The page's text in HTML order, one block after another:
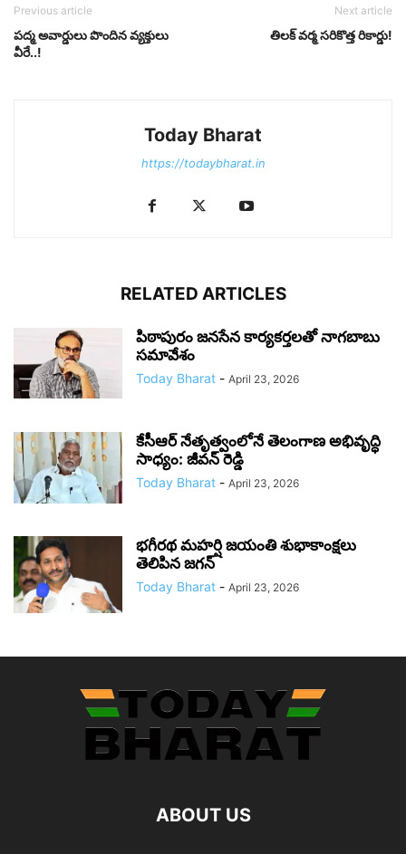
Previous article
పద్మ అవార్డులు పొందిన వ్యక్తులు
వీరే..!
Next article
తిలక్ వర్మ సరికొత్త రికార్డు!
Today Bharat
https://todaybharat.in
RELATED ARTICLES
పిఠాపురం జనసేన కార్యకర్తలతో నాగబాబు
సమావేశం
Today Bharat - April 23, 2026
కేసీఆర్ నేతృత్వంలోనే తెలంగాణ అభివృద్ధి
సాధ్యం: జీవన్ రెడ్డి
Today Bharat - April 23, 2026
భగీరథ మహర్షి జయంతి శుభాకాంక్షలు
తెలిపిన జగన్‌
Today Bharat - April 23, 2026
ABOUT US